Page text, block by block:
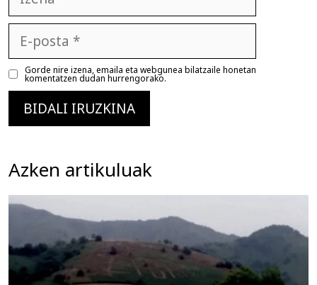
posta
Gorde nire izena, emaila eta webgunea bilatzaile honetan
komentatzen dudan hurrengorako.
Azken artikuluak